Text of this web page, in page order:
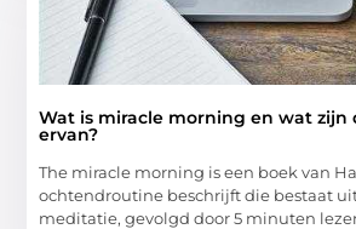
Wat is miracle morning en wat zijn
ervan?
The miracle morning is een boek van
ochtendroutine beschrijft die bestaat
meditatie, gevolgd door 5 minuten